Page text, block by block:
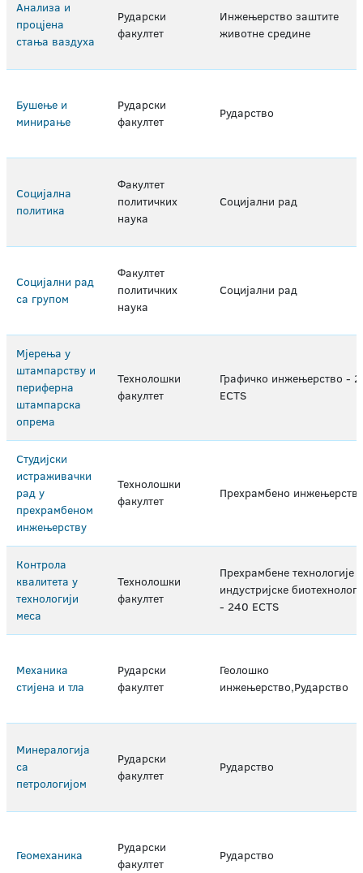
Анализа и
процјена
стања ваздуха
Рударски
факултет
Инжењерство заштите
животне средине
Бушење и
минирање
Рударски
факултет
Рударство
Социјална
политика
Факултет
политичких
наука
Социјални рад
Социјални рад
са групом
Факултет
политичких
наука
Социјални рад
Мјерења у
штампарству и
периферна
штампарска
опрема
Технолошки
факултет
Графичко инжењерство -
ECTS
Студијски
истраживачки
рад у
прехрамбеном
инжењерству
Технолошки
факултет
Прехрамбено
Контрола
квалитета у
технологији
меса
Технолошки
факултет
Прехрамбене технологије и
индустријске
- 240 ECTS
Механика
стијена и тла
Рударски
факултет
Геолошко
инжењерство,Рударство
Минералогија
са
петрологијом
Рударски
факултет
Рударство
Геомеханика
Рударски
факултет
Рударство